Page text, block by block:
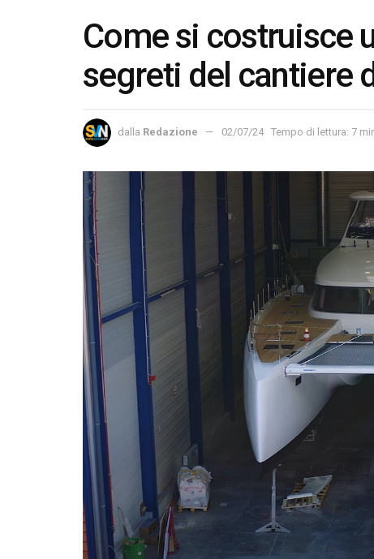
Come si costruisce
segreti del cantiere
dalla Redazione 02/07/24 Tempo di lettura: 7